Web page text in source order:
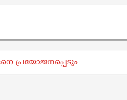
പ്രയോജനപ്പെടും